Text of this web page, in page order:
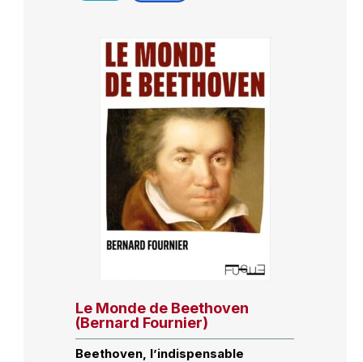
Le Monde de Beethoven
(Bernard Fournier)
Beethoven, l’indispensable